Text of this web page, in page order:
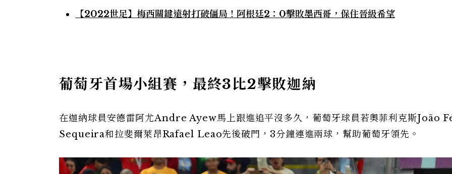
【2022世足】梅西關鍵遠射打破僵局！阿根廷2：0擊敗墨西哥，保住晉級希望
葡萄牙首場小組賽，最終3比2擊敗迦納
在迦納球員安德雷阿尤Andre Ayew馬上跟進追平沒多久，葡萄牙球員若奧菲利克斯João
Sequeira和拉斐爾萊昂Rafael Leao先後破門，3分鐘連進兩球，幫助葡萄牙領先。